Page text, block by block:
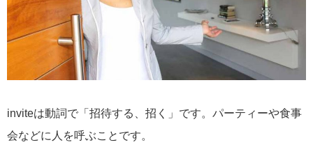
inviteは動詞で「招待する、招く」です。パーティーや食事
会などに人を呼ぶことです。